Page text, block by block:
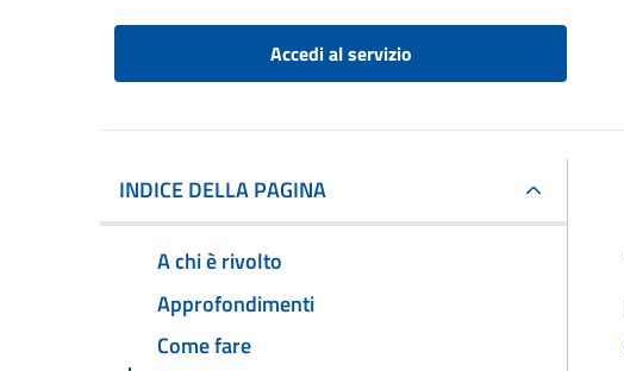
Accedi al servizio
INDICE DELLA PAGINA
A chi è rivolto
Approfondimenti
Come fare